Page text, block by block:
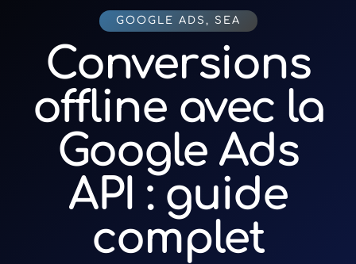
GOOGLE ADS , SEA
Conversions
offline avec la
Google Ads
API : guide
complet